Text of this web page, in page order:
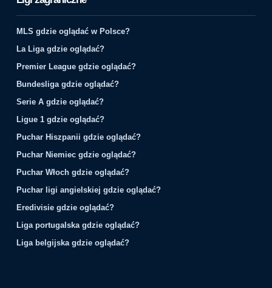
MLS gdzie oglądać w Polsce?
La Liga gdzie oglądać?
Premier League gdzie oglądać?
Bundesliga gdzie oglądać?
Serie A gdzie oglądać?
Ligue 1 gdzie oglądać?
Puchar Hiszpanii gdzie oglądać?
Puchar Niemiec gdzie oglądać?
Puchar Włoch gdzie oglądać?
Puchar ligi angielskiej gdzie oglądać?
Eredivisie gdzie oglądać?
Liga portugalska gdzie oglądać?
Liga belgijska gdzie oglądać?